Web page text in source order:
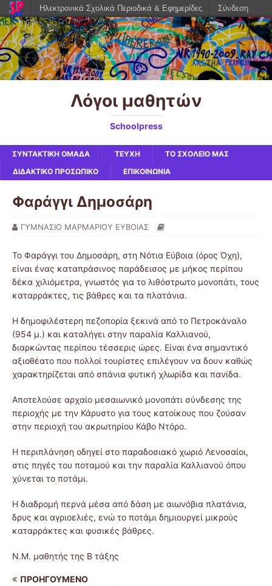
Λόγοι μαθητών
Schoolpress
ΣΥΝΤΑΚΤΙΚΗ ΟΜΑΔΑ ΤΕΥΧΗ
ΤΟ ΣΧΟΛΕΙΟ ΜΑΣ
ΔΙΔΑΚΤΙΚΟ ΠΡΟΣΩΠΙΚΟ
ΕΠΙΚΟΙΝΩΝΙΑ
Φαράγγι Δημοσάρη
ΓΥΜΝΑΣΙΟ ΜΑΡΜΑΡΙΟΥ ΕΥΒΟΙΑΣ
Το Φαράγγι του Δημοσάρη, στη Νότια Εύβοια (όρος Όχη),
είναι ένας καταπράσινος παράδεισος με μήκος περίπου
δέκα χιλιόμετρα, γνωστός για το λιθόστρωτο μονοπάτι, τους
καταρράκτες, τις βάθρες και τα πλατάνια.
Η δημοφιλέστερη πεζοπορία ξεκινά από το Πετροκάναλο
(954 μ.) και καταλήγει στην παραλία Καλλιανού,
διαρκώντας περίπου τέσσερις ώρες. Είναι ένα σημαντικό
αξιοθέατο που πολλοί τουρίστες επιλέγουν να δουν καθώς
χαρακτηρίζεται από σπάνια φυτική χλωρίδα και πανίδα.
Αποτελούσε αρχαίο μεσαιωνικό μονοπάτι σύνδεσης της
περιοχής με την Κάρυστο για τους κατοίκους που ζούσαν
στην περιοχή του ακρωτηρίου Κάβο Ντόρο.
Η περιπλάνηση οδηγεί στο παραδοσιακό χωριό Λενοσαίοι,
στις πηγές του ποταμού και την παραλία Καλλιανού όπου
χύνεται το ποτάμι.
Η διαδρομή περνά μέσα από δάση με αιωνόβια πλατάνια,
δρυς και αγριοελιές, ενώ το ποτάμι δημιουργεί μικρούς
καταρράκτες και φυσικές βάθρες.
Ν.Μ. μαθητής της Β τάξης
ΠΡΟΗΓΟΎΜΕΝΟ
Ηλεκτρονικά Σχολικά Περιοδικά & Εφημερίδες Σύνδεση